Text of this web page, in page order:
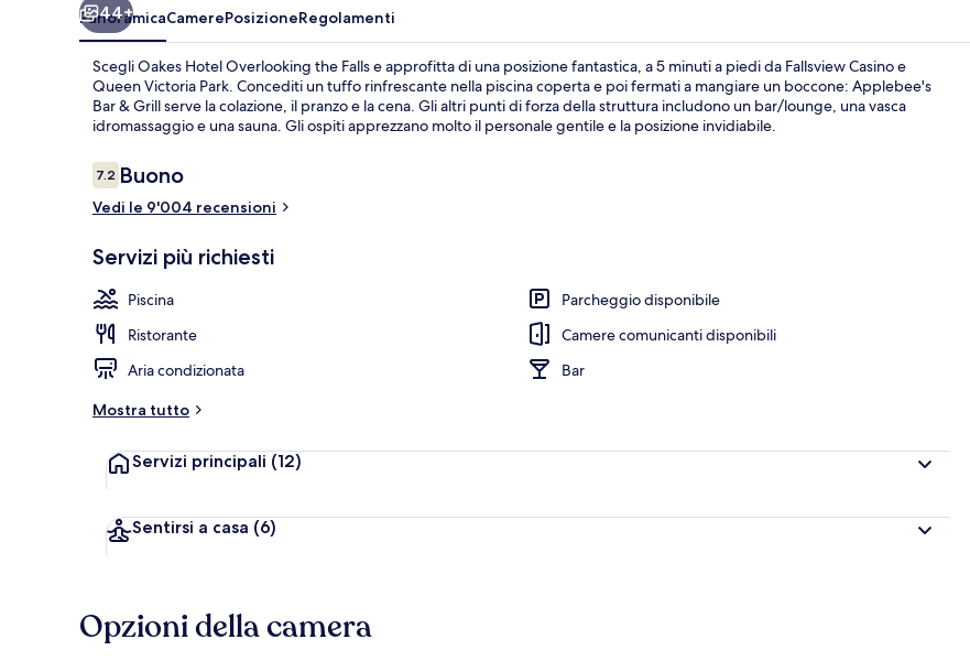
44+
PanoramicaCamerePosizioneRegolamenti
Scegli Oakes Hotel Overlooking the Falls e approfitta di una posizione fantastica, a 5 minuti a piedi da Fallsview Casino e
Queen Victoria Park. Concediti un tuffo rinfrescante nella piscina coperta e poi fermati a mangiare un boccone: Applebee's
Bar & Grill serve la colazione, il pranzo e la cena. Gli altri punti di forza della struttura includono un bar/lounge, una vasca
idromassaggio e una sauna. Gli ospiti apprezzano molto il personale gentile e la posizione invidiabile.
Recensioni
7.27.2 su 10
Buono
Vedi le 9'004 recensioni
Servizi più richiesti
Piscina
Parcheggio disponibile
Ristorante
Camere comunicanti disponibili
Aria condizionata
Bar
Mostra tutto
Servizi principali (12)
Sentirsi a casa (6)
Opzioni della camera